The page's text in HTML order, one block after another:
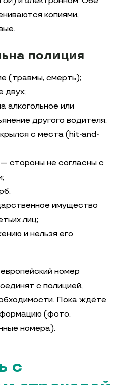
копиями,
полиция
(травмы, смерть);
двух;
алкогольное или
другого водителя;
с места (hit-and-
стороны не согласны с
имущество
лиц;
и нельзя его
номер
с полицией,
Пока ждёте
(фото,
номера).
с